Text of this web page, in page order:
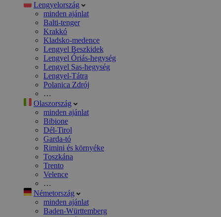
Lengyelország
minden ajánlat
Balti-tenger
Krakkó
Kladsko-medence
Lengyel Beszkidek
Lengyel Óriás-hegység
Lengyel Sas-hegység
Lengyel-Tátra
Polanica Zdrój
…
Olaszország
minden ajánlat
Bibione
Dél-Tirol
Garda-tó
Rimini és környéke
Toszkána
Trento
Velence
…
Németország
minden ajánlat
Baden-Württemberg